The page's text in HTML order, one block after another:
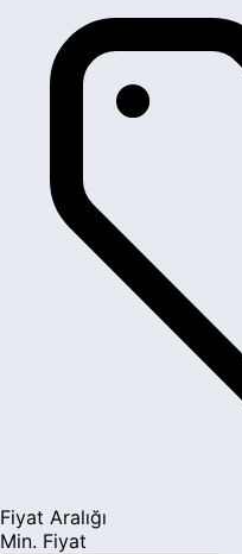
Fiyat Aralığı
Min. Fiyat